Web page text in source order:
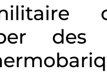
des